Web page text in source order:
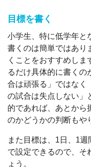
目標を書く
小学生、特に低学年と
書くのは簡単ではあり
くことをおすすめしま
るだけ具体的に書くの
合は頑張る」ではなく
の試合は失点しない」
的であれば、あとから
のかどうかの判断もや
また目標は、1日、1
で設定できるので、そ
ょう。